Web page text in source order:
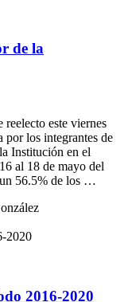
de la
este viernes
por los integrantes de
Institución en el
al 18 de mayo del
56.5% de los …
2020
2016-2020